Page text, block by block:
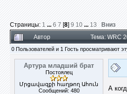
Страницы: 1 ... 6 7 [8] 9 10 ... 13
Вниз
Автор
Тема: WRC
0 Пользователей и 1 Гость просматривают
Артура младший брат
Постоялец
Մրցավազքի հաղթող Ահուն
Сообщений: 480
А